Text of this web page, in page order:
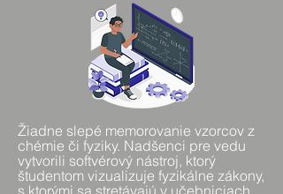
Žiadne slepé memorovanie vzorcov z
chémie či fyziky. Nadšenci pre vedu
vytvorili softvérový nástroj, ktorý
študentom vizualizuje fyzikálne zákony,
s ktorými sa stretávajú v učebniciach